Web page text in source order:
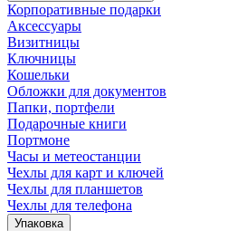
Корпоративные подарки
Аксессуары
Визитницы
Ключницы
Кошельки
Обложки для документов
Папки, портфели
Подарочные книги
Портмоне
Часы и метеостанции
Чехлы для карт и ключей
Чехлы для планшетов
Чехлы для телефона
Упаковка